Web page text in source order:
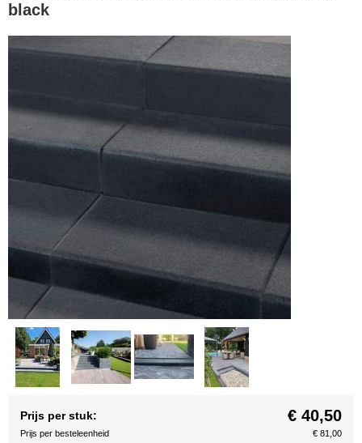
black
Prijs per stuk: € 40,50
Prijs per besteleenheid € 81,00